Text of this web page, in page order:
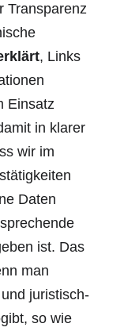
Transparenz
, Links
Einsatz
in klarer
wir im
Daten
ist. Das
man
juristisch-
so wie